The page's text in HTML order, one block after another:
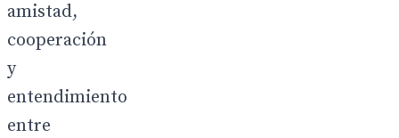
amistad,
cooperación
y
entendimiento
entre